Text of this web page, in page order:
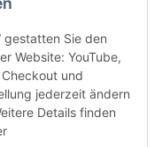
gestatten Sie den
Website: YouTube,
und
jederzeit ändern
Details finden